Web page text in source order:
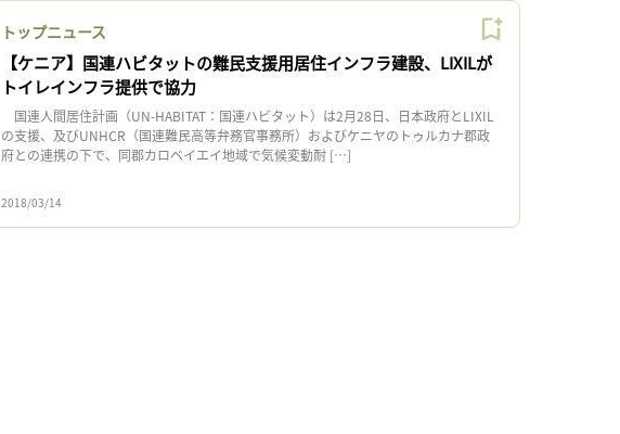
トップニュース
【ケニア】国連ハビタットの難民支援用居住インフラ建設、LIXILが
トイレインフラ提供で協力
国連人間居住計画（UN-HABITAT：国連ハビタット）は2月28日、日本政府とLIXIL
の支援、及びUNHCR（国連難民高等弁務官事務所）およびケニヤのトゥルカナ郡政
府との連携の下で、同郡カロベイエイ地域で気候変動耐 […]
2018/03/14